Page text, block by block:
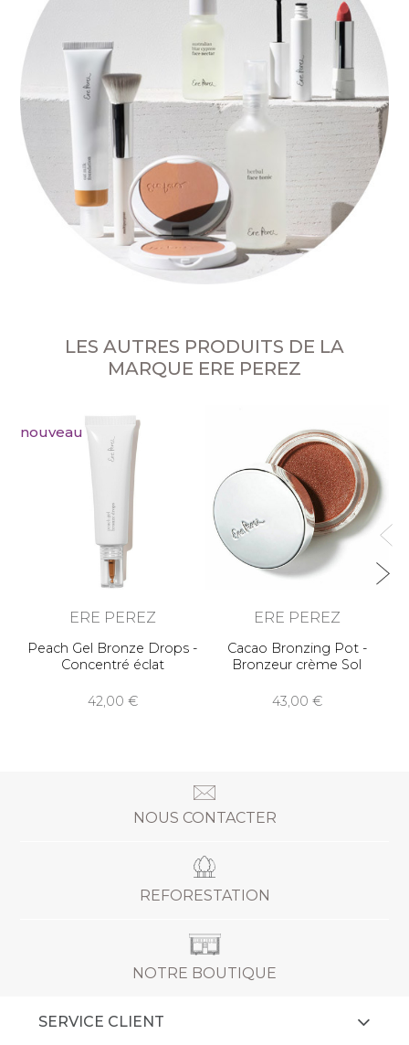
LES AUTRES PRODUITS DE LA
MARQUE ERE PEREZ
nouveau
ERE PEREZ
Peach Gel Bronze Drops -
Concentré éclat
42,00
ERE PEREZ
Cacao Bronzing Pot -
Bronzeur crème Sol
43,00
NOUS CONTACTER
REFORESTATION
NOTRE BOUTIQUE
SERVICE CLIENT